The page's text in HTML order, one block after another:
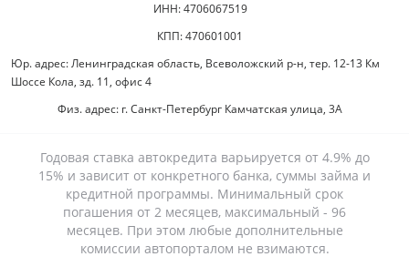
ИНН: 4706067519
КПП: 470601001
Юр. адрес: Ленинградская область, Всеволожский р-н, тер. 12-13 Км
Шоссе Кола, зд. 11, офис 4
Физ. адрес: г. Санкт-Петербург Камчатская улица, 3А
Годовая ставка автокредита варьируется от 4.9% до
15% и зависит от конкретного банка, суммы займа и
кредитной программы. Минимальный срок
погашения от 2 месяцев, максимальный - 96
месяцев. При этом любые дополнительные
комиссии автопорталом не взимаются.